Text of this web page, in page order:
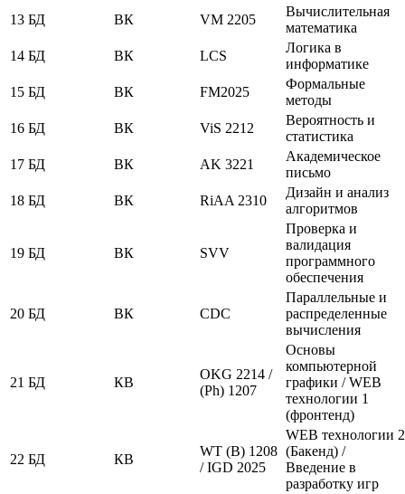
13 БД ВК VM 2205
Вычислительная
математика
14 БД ВК LCS
Логика в
информатике
15 БД ВК FM2025
Формальные
методы
16 БД ВК ViS 2212
Вероятность и
статистика
17 БД ВК AK 3221
Академическое
письмо
18 БД ВК RiAA 2310
Дизайн и анализ
алгоритмов
19 БД ВК SVV
Проверка и
валидация
программного
обеспечения
20 БД ВК CDC
Параллельные и
распределенные
вычисления
21 БД КВ
OKG 2214 /
(Ph) 1207
Основы
компьютерной
графики / WEB
технологии 1
(фронтенд)
22 БД КВ
WT (B) 1208
/ IGD 2025
WEB технологии 2
(Бакенд) /
Введение в
разработку игр